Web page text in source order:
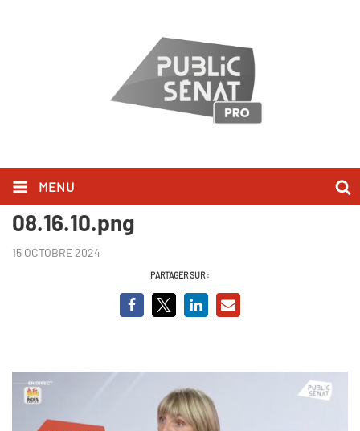
MENU
Capture d’écran 2024-10-15 à
08.16.10.png
15 OCTOBRE 2024
PARTAGER SUR :